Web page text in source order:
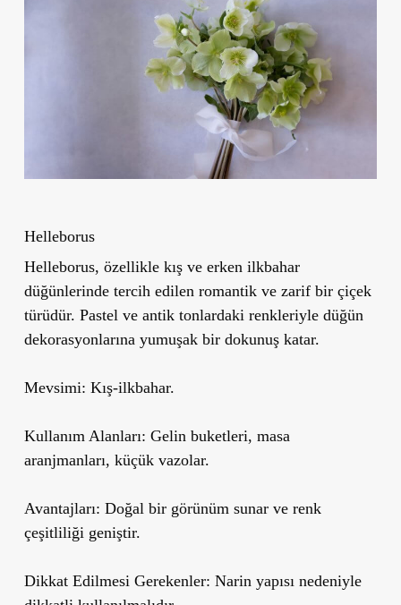
Helleborus
Helleborus, özelliklekış ve erken ilkbahar
düğünlerinde tercih edilen romantik ve zarif bir çiçek
türüdür. Pastel ve antik tonlardaki renkleriyle düğün
dekorasyonlarına yumuşak bir dokunuş katar.
Mevsimi: Kış-ilkbahar.
Kullanım Alanları: Gelin buketleri, masa
aranjmanları, küçük vazolar.
Avantajları: Doğal bir görünüm sunar ve renk
çeşitliliği geniştir.
Dikkat Edilmesi Gerekenler: Narin yapısı nedeniyle